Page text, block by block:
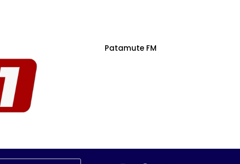
Patamute FM